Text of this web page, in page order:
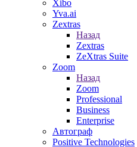
Xibo
Yva.ai
Zextras
Назад
Zextras
ZeXtras Suite
Zoom
Назад
Zoom
Professional
Business
Enterprise
Автограф
Positive Technologies